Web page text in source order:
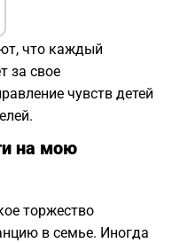
что каждый
за свое
чувств детей
на мою
торжество
в семье. Иногда